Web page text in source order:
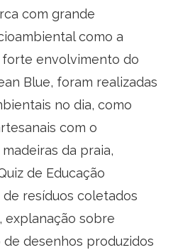
com grande
como a
envolvimento do
Blue, foram realizadas
no dia, como
com o
da praia,
de Educação
resíduos coletados
explanação sobre
desenhos produzidos